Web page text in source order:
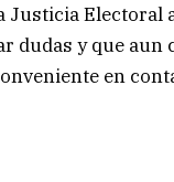
Justicia Electoral
dudas y que
en